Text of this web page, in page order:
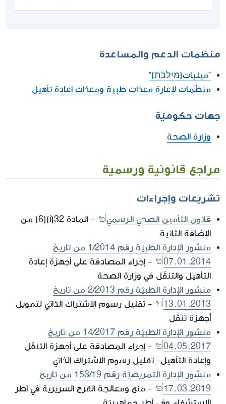
منظمات الدعم والمساعدة
"ميلبات(מילבת)"
منظّمات لإعارة معدّات طبية ومعدّات إعادة تأهيل
جهات حكوميّة
وزارة الصحة
مراجع قانونية ورسمية
تشريعات وإجراءات
قانون التأمين الصحيّ الرسميّ
- المادة 32(أ)(6) من
الإضافة الثانية
منشور الإدارة الطبيّة رقم 1/2014 من تاريخ
07.01.2014
- إجراء المصادقة على أجهزة إعادة
التأهيل والتنقّل في وزارة الصحة
منشور الإدارة الطبيّة رقم 2/2013 من تاريخ
13.01.2013
- تقليل رسوم الاشتراك الذاتيّ لتمويل
أجهزة تنقّل
منشور الإدارة الطبيّة رقم 14/2017 من تاريخ
04.05.2017
- إجراء المصادقة على أجهزة التنقّل
وإعادة التأهيل- تقليل رسوم الاشتراك الذاتيّ
منشور الإدارة التمريضيّة رقم 153/19 من تاريخ
17.03.2019
- منع ومعالجة القرح السريرية في أطر